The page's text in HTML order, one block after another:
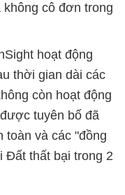
cô đơn trong
hoạt động
thời gian dài các
còn hoạt động
tuyên bố đã
toàn và các "đồng
Đất thất bại trong 2